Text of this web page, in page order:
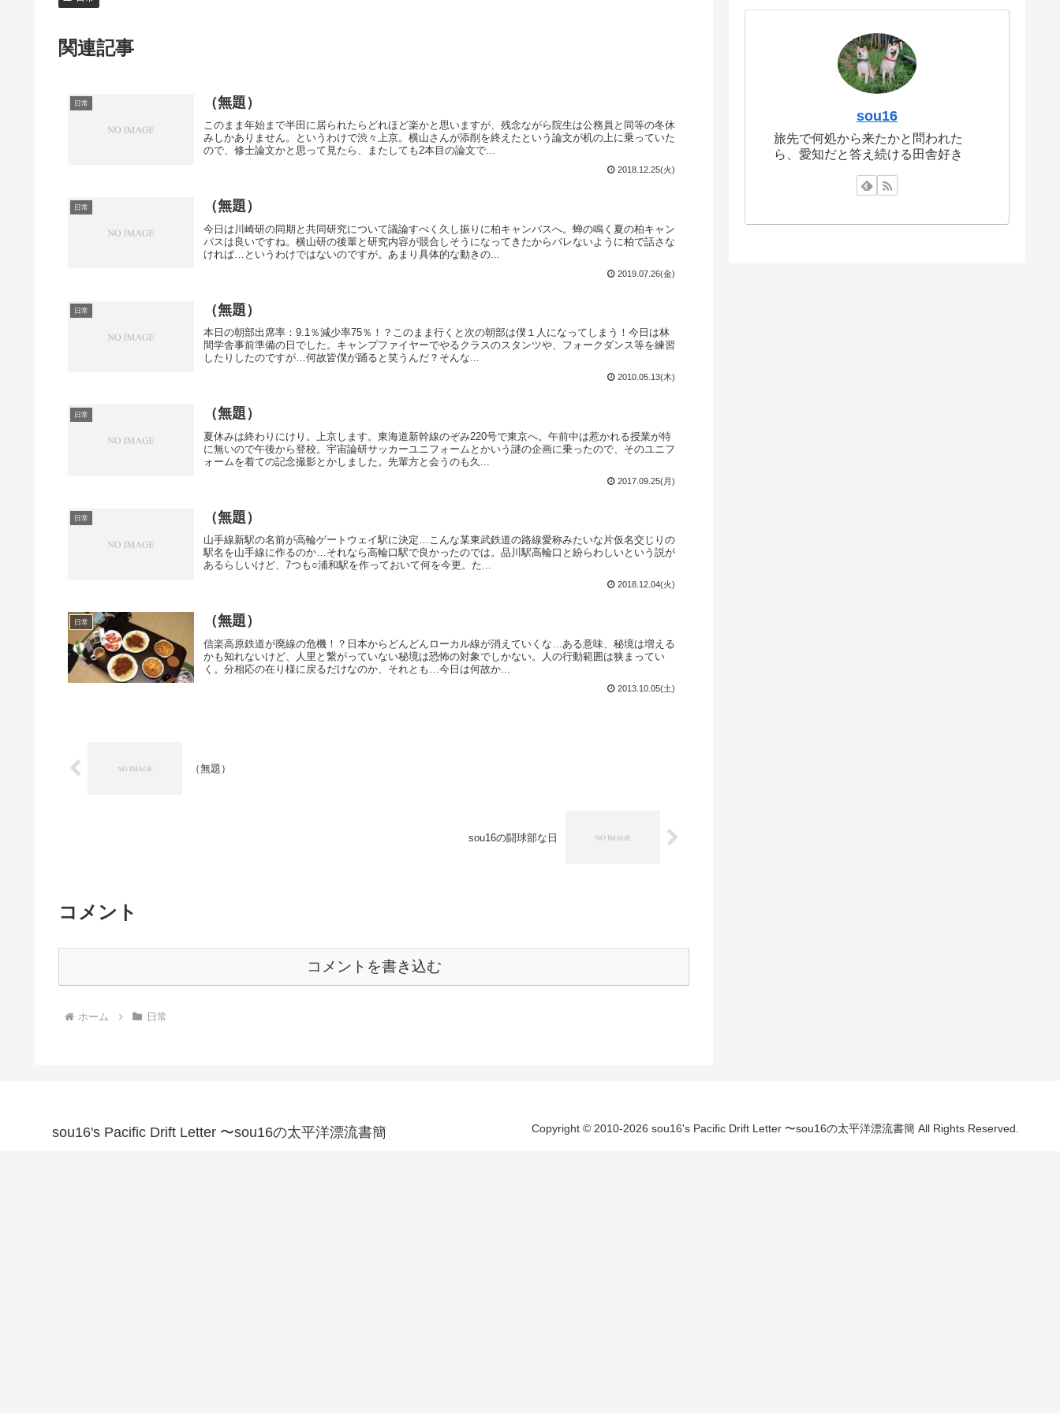
関連記事
日常 （無題）
このまま年始まで半田に居られたらどれほど楽かと思いますが、残念ながら院生は公務員と同等の冬休
みしかありません。というわけで渋々上京。横山さんが添削を終えたという論文が机の上に乗っていた
ので、修士論文かと思って見たら、またしても2本目の論文で...
2018.12.25(火)
日常 （無題）
今日は川崎研の同期と共同研究について議論すべく久し振りに柏キャンパスへ。蝉の鳴く夏の柏キャン
パスは良いですね。横山研の後輩と研究内容が競合しそうになってきたからバレないように柏で話さな
ければ…というわけではないのですが。あまり具体的な動きの...
2019.07.26(金)
日常 （無題）
本日の朝部出席率：9.1％減少率75％！？このまま行くと次の朝部は僕１人になってしまう！今日は林
間学舎事前準備の日でした。キャンプファイヤーでやるクラスのスタンツや、フォークダンス等を練習
したりしたのですが…何故皆僕が踊ると笑うんだ？そんな...
2010.05.13(木)
日常 （無題）
夏休みは終わりにけり。上京します。東海道新幹線のぞみ220号で東京へ。午前中は惹かれる授業が特
に無いので午後から登校。宇宙論研サッカーユニフォームとかいう謎の企画に乗ったので、そのユニフ
ォームを着ての記念撮影とかしました。先輩方と会うのも久...
2017.09.25(月)
日常 （無題）
山手線新駅の名前が高輪ゲートウェイ駅に決定…こんな某東武鉄道の路線愛称みたいな片仮名交じりの
駅名を山手線に作るのか…それなら高輪口駅で良かったのでは。品川駅高輪口と紛らわしいという説が
あるらしいけど、7つも○浦和駅を作っておいて何を今更。た...
2018.12.04(火)
日常 （無題）
信楽高原鉄道が廃線の危機！？日本からどんどんローカル線が消えていくな…ある意味、秘境は増える
かも知れないけど、人里と繋がっていない秘境は恐怖の対象でしかない。人の行動範囲は狭まってい
く。分相応の在り様に戻るだけなのか、それとも…今日は何故か...
2013.10.05(土)
（無題）
sou16の闘球部な日
コメント
コメントを書き込む
ホーム 日常
sou16
旅先で何処から来たかと問われた
ら、愛知だと答え続ける田舎好き
sou16's Pacific Drift Letter 〜sou16の太平洋漂流書簡 Copyright © 2010-2026 sou16's Pacific Drift Letter 〜sou16の太平洋漂流書簡 All Rights Reserved.